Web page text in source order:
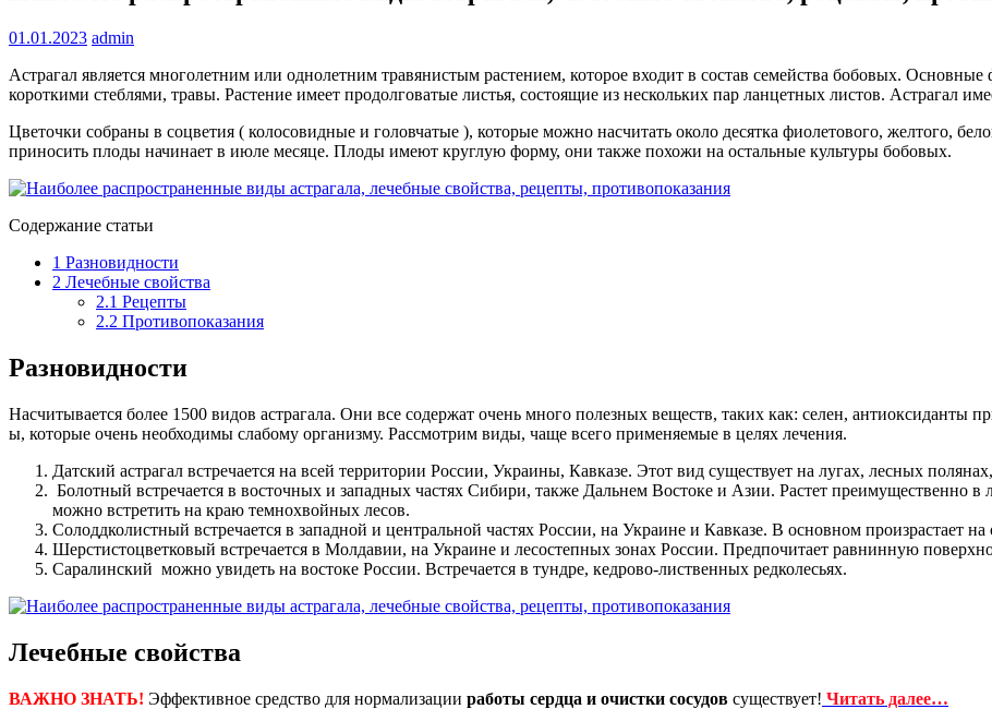
01.01.2023 admin
Астрагал является многолетним или однолетним травянистым растением, которое входит в состав семейства бобовых.
короткими стеблями, травы. Растение имеет продолговатые листья, состоящие из нескольких пар ланцетных листов. Астрагал
Цветочки собраны в соцветия ( колосовидные и головчатые ), которые можно насчитать около десятка фиолетового, желтого,
приносить плоды начинает в июле месяце. Плоды имеют круглую форму, они также похожи на остальные культуры бобовых.
Содержание статьи
1 Разновидности
2 Лечебные свойства
2.1 Рецепты
2.2 Противопоказания
Разновидности
Насчитывается более 1500 видов астрагала. Они все содержат очень много полезных веществ, таких как: селен,
ы, которые очень необходимы слабому организму. Рассмотрим виды, чаще всего применяемые в целях лечения.
Датский астрагал встречается на всей территории России, Украины, Кавказе. Этот вид существует на лугах, лесных
Болотный встречается в восточных и западных частях Сибири, также Дальнем Востоке и Азии. Растет преимущественно в
можно встретить на краю темнохвойных лесов.
Солоддколистный встречается в западной и центральной частях России, на Украине и Кавказе. В основном произрастает
Шерстистоцветковый встречается в Молдавии, на Украине и лесостепных зонах России. Предпочитает равнинную
Саралинский можно увидеть на востоке России. Встречается в тундре, кедрово-лиственных редколесьях.
Лечебные свойства
ВАЖНО ЗНАТЬ! Эффективное средство для нормализации работы сердца и очистки сосудов существует! Читать далее…